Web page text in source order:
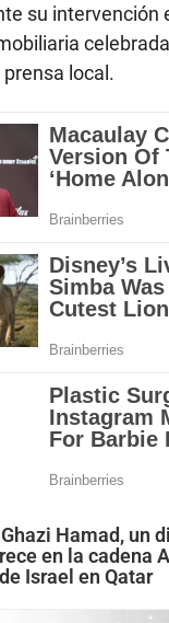
su intervención
local.
Ghazi Hamad, un
en la cadena
Israel en Qatar